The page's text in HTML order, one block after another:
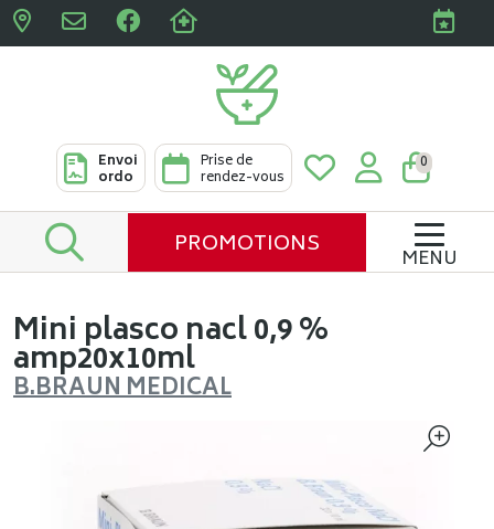
Pharmacies Clabots &
Envoi
ordo
Prise de
rendez-vous
0
PROMOTIONS MENU
Mini plasco nacl 0,9 %
amp20x10ml
B.BRAUN MEDICAL